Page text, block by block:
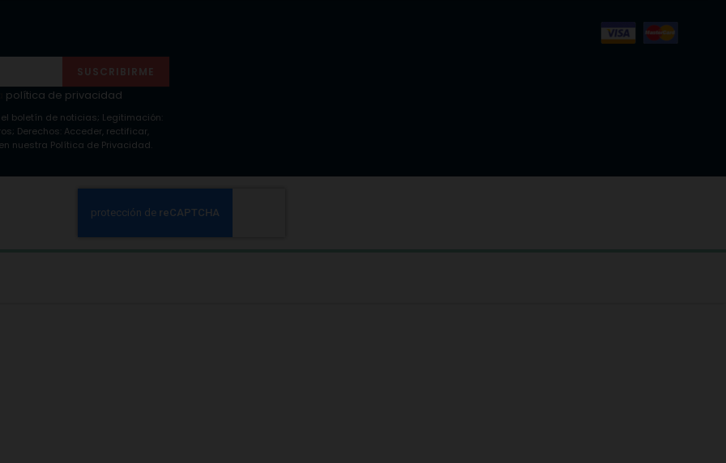
SUSCRIBIRME
política de privacidad
boletín de noticias; Legitimación:
Derechos: Acceder, rectificar,
nuestra Política de Privacidad.